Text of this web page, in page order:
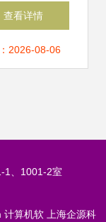
全大型服装
,9成新电脑
处置栏目 网
查看详情
2026-08-06
1、1001-2室
计算机软 上海企源科